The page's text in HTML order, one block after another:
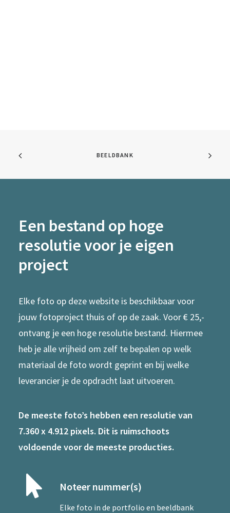
BEELDBANK
Een bestand op hoge
resolutie voor je eigen
project
Elke foto op deze website is beschikbaar voor
jouw fotoproject thuis of op de zaak. Voor € 25,-
ontvang je een hoge resolutie bestand. Hiermee
heb je alle vrijheid om zelf te bepalen op welk
materiaal de foto wordt geprint en bij welke
leverancier je de opdracht laat uitvoeren.
De meeste foto’s hebben een resolutie van
7.360 x 4.912 pixels. Dit is ruimschoots
voldoende voor de meeste producties.
Noteer nummer(s)
Elke foto in de portfolio en beeldbank